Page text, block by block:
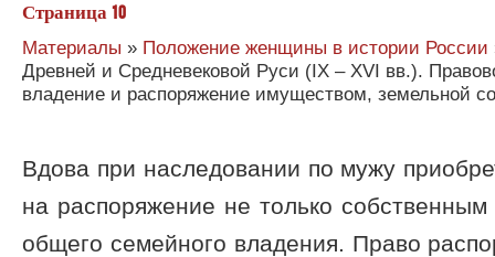
Страница 10
Материалы » Положение женщины в истории России
Древней и Средневековой Руси (IX – XVI вв.).
владение и распоряжение имуществом, земельной
Вдова при наследовании по мужу
на распоряжение не только
общего семейного владения. Право